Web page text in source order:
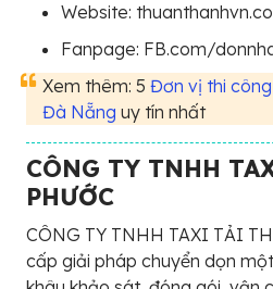
Website:
Fanpage: FB.com/
Xem thêm: 5 Đơn vị thi
Đà Nẵng uy tín nhất
CÔNG TY TNHH
PHƯỚC
CÔNG TY TNHH TAXI TẢI
cấp giải pháp chuyển dọn